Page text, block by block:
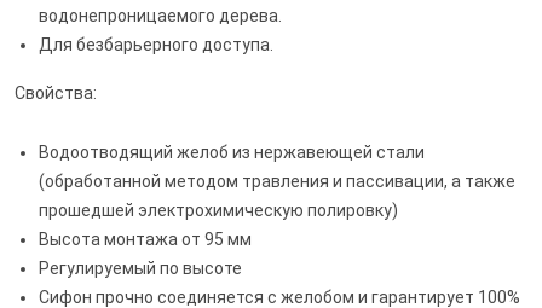
водонепроницаемого дерева.
Для безбарьерного доступа.
Свойства:
Водоотводящий желоб из нержавеющей стали
(обработанной методом травления и пассивации, а также
прошедшей электрохимическую полировку)
Высота монтажа от 95 мм
Регулируемый по высоте
Сифон прочно соединяется с желобом и гарантирует 100%